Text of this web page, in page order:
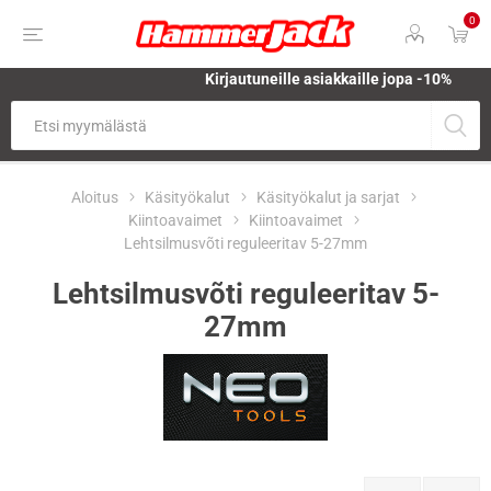
0
Kirjautuneille asiakkaille jopa -10%
Aloitus Käsityökalut
Käsityökalut ja sarjat
Kiintoavaimet
Kiintoavaimet
Lehtsilmusvõti reguleeritav 5-27mm
Lehtsilmusvõti reguleeritav 5-
27mm